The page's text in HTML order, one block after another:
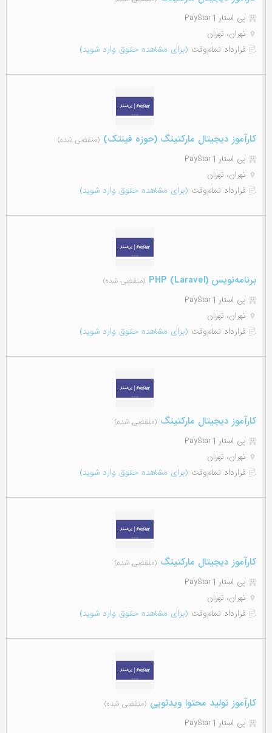
پی استار | PayStar
تهران، تهران
قرارداد تمام‌وقت (برای مشاهده حقوق وارد شوید)
کارآموز دیجیتال مارکتینگ (حوزه فینتک) (منقضی شده)
پی استار | PayStar
تهران، تهران
قرارداد تمام‌وقت (برای مشاهده حقوق وارد شوید)
برنامه‌نویس (PHP (Laravel (منقضی شده)
پی استار | PayStar
تهران، تهران
قرارداد تمام‌وقت (برای مشاهده حقوق وارد شوید)
کارآموز دیجیتال مارکتینگ (منقضی شده)
پی استار | PayStar
تهران، تهران
قرارداد تمام‌وقت (برای مشاهده حقوق وارد شوید)
کارآموز دیجیتال مارکتینگ (منقضی شده)
پی استار | PayStar
تهران، تهران
قرارداد تمام‌وقت (برای مشاهده حقوق وارد شوید)
کارآموز تولید محتوا ویدئویی (منقضی شده)
پی استار | PayStar